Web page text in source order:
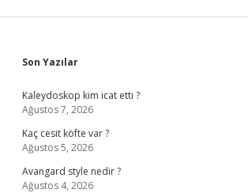
Sidebar
Son Yazılar
Kaleydoskop kim icat etti ?
Ağustos 7, 2026
Kaç cesit köfte var ?
Ağustos 5, 2026
Avangard style nedir ?
Ağustos 4, 2026